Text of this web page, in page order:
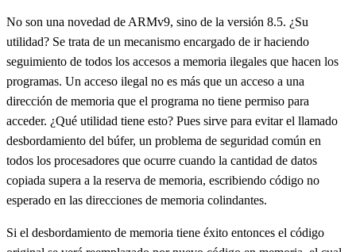
No son una novedad de ARMv9, sino de la versión 8.5. ¿Su
utilidad? Se trata de un mecanismo encargado de ir haciendo
seguimiento de todos los accesos a memoria ilegales que hacen los
programas. Un acceso ilegal no es más que un acceso a una
dirección de memoria que el programa no tiene permiso para
acceder. ¿Qué utilidad tiene esto? Pues sirve para evitar el llamado
desbordamiento del búfer, un problema de seguridad común en
todos los procesadores que ocurre cuando la cantidad de datos
copiada supera a la reserva de memoria, escribiendo código no
esperado en las direcciones de memoria colindantes.
Si el desbordamiento de memoria tiene éxito entonces el código